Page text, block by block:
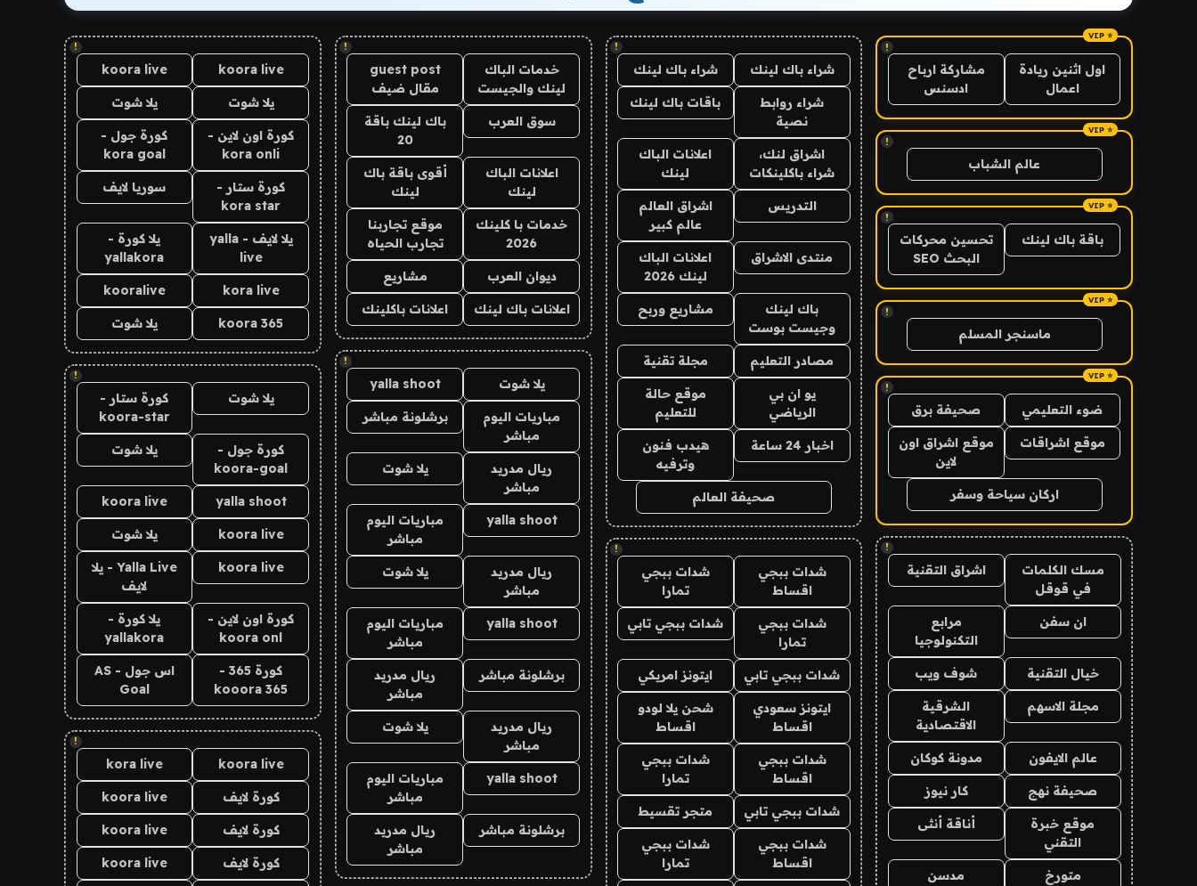
!
اول اثنين ريادة
اعمال
مشاركة ارباح
ادسنس
!
عالم الشباب
!
باقة باك لينك
تحسين محركات
البحث SEO
!
ماسنجر المسلم
!
ضوء التعليمي صحيفة برق
موقع اشراقات
موقع اشراق اون
لاين
اركان سياحة وسفر
!
مسك الكلمات
في قوقل
اشراق التقنية
ان سفن
مرابع
التكنولوجيا
خيال التقنية شوف ويب
مجلة الاسهم
الشرقية
الاقتصادية
عالم الايفون مدونة كوكان
صحيفة نهج كار نيوز
موقع خبرة
التقني
أناقة أنثى
متورخ مدسن
!
شراء باك لينك شراء باك لينك
شراء روابط
نصية
باقات باك لينك
اشراق لنك،
شراء باكلينكات
اعلانات الباك
لينك
التدريس
اشراق العالم
عالم كبير
منتدى الاشراق
اعلانات الباك
لينك 2026
باك لينك
وجيست بوست
مشاريع وربح
مصادر التعليم مجلة تقنية
يو ان بي
الرياضي
موقع حالة
للتعليم
اخبار 24 ساعة
هيدب فنون
وترفيه
صحيفة العالم
!
شدات ببجي
اقساط
شدات ببجي
تمارا
شدات ببجي
تمارا
شدات ببجي تابي
شدات ببجي تابي ايتونز امريكي
ايتونز سعودي
اقساط
شحن يلا لودو
اقساط
شدات ببجي
اقساط
شدات ببجي
تمارا
شدات ببجي تابي متجر تقسيط
شدات ببجي
اقساط
شدات ببجي
تمارا
!
خدمات الباك
لينك والجيست
guest post
مقال ضيف
سوق العرب
باك لينك باقة
20
اعلانات الباك
لينك
أقوى باقة باك
لينك
خدمات با كلينك
2026
موقع تجاربنا
تجارب الحياه
ديوان العرب مشاريع
اعلانات باك لينك اعلانات باكلينك
!
يلا شوت yalla shoot
مباريات اليوم
مباشر
برشلونة مباشر
ريال مدريد
مباشر
يلا شوت
yalla shoot
مباريات اليوم
مباشر
ريال مدريد
مباشر
يلا شوت
yalla shoot
مباريات اليوم
مباشر
برشلونة مباشر
ريال مدريد
مباشر
ريال مدريد
مباشر
يلا شوت
yalla shoot
مباريات اليوم
مباشر
برشلونة مباشر
ريال مدريد
مباشر
!
koora live
koora live
يلا شوت يلا شوت
كورة اون لاين -
kora onli
كورة جول -
kora goal
كورة ستار -
kora star
سوريا لايف
يلا لايف - yalla
live
يلا كورة -
yallakora
kora live
kooralive
koora 365 يلا شوت
!
يلا شوت
كورة ستار -
koora-star
كورة جول -
koora-goal
يلا شوت
yalla shoot
koora live
koora live يلا شوت
koora live
Yalla Live - يلا
لايف
كورة اون لاين -
koora onl
يلا كورة -
yallakora
كورة 365 -
kooora 365
اس جول - AS
Goal
!
koora live
kora live
كورة لايف koora live
كورة لايف koora live
كورة لايف koora live